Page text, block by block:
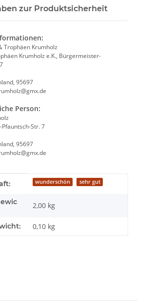
zur Produktsicherheit
Trophäen Krumholz
Krumholz e.K., Bürgermeister-
95697
Person:
Str. 7
95697
wunderschön sehr gut
2,00 kg
0,10 kg